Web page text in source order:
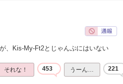
、Kis-My-Ft2とじゃんぷにはいない
それな！ 453 うーん… 221